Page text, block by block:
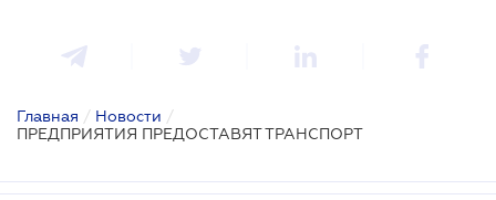
Главная / Новости /
ПРЕДПРИЯТИЯ ПРЕДОСТАВЯТ ТРАНСПОРТ